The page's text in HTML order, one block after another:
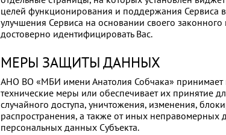
целей функционирования и поддержания Сервиса
улучшения Сервиса на основании своего
достоверно идентифицировать Вас.
МЕРЫ ЗАЩИТЫ ДАННЫХ
АНО ВО «МБИ имени Анатолия Собчака»
технические меры или обеспечивает их принятие
случайного доступа, уничтожения, изменения,
распространения, а также от иных неправомерных
персональных данных Субъекта.